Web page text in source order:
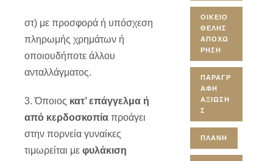
στ) με προσφορά ή υπόσχεση
πληρωμής χρημάτων ή
οποιουδήποτε άλλου
ανταλλάγματος.
3. Όποιος κατ’ επάγγελμα ή
από κερδοσκοπία προάγει
στην πορνεία γυναίκες
τιμωρείται με φυλάκιση
ΟΙΚΕΙΟ
ΘΕΛΉΣ
ΑΠΟΧΏ
ΡΗΣΗ
ΠΑΡΑΓΡ
ΑΦΉ
ΑΞΊΩΣΗ
Σ
ΠΛΆΝΗ